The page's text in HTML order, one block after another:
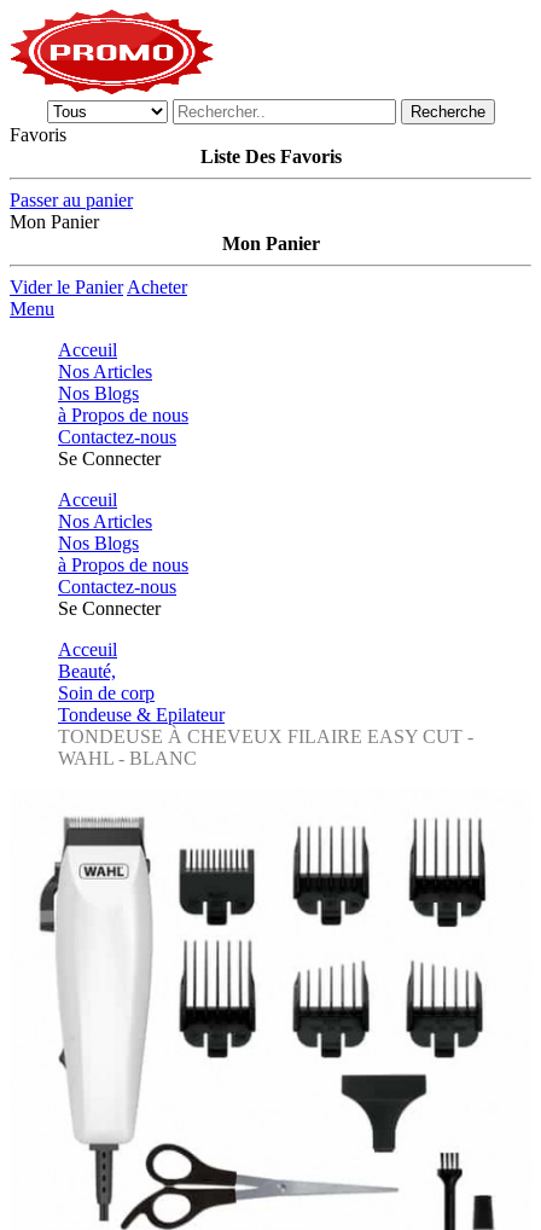
Recherche
Favoris
Liste Des Favoris
Passer au panier
Mon Panier
Mon Panier
Vider le Panier Acheter
Menu
Acceuil
Nos Articles
Nos Blogs
à Propos de nous
Contactez-nous
Se Connecter
Acceuil
Nos Articles
Nos Blogs
à Propos de nous
Contactez-nous
Se Connecter
Acceuil
Beauté,
Soin de corp
Tondeuse & Epilateur
TONDEUSE À CHEVEUX FILAIRE EASY CUT -
WAHL - BLANC